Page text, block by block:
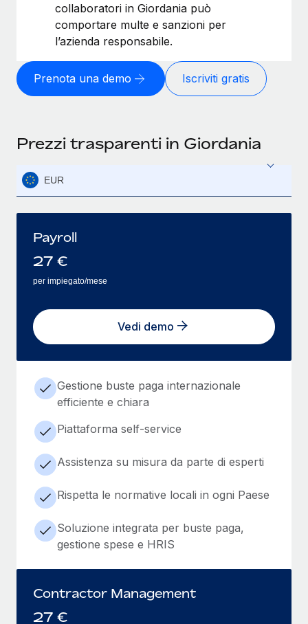
collaboratori in Giordania può
comportare multe e sanzioni per
l’azienda responsabile.
Prenota una demo Iscriviti gratis
Prezzi trasparenti in Giordania
EUR
Payroll
27 €
per impiegato/mese
Vedi demo
Gestione buste paga internazionale
efficiente e chiara
Piattaforma self-service
Assistenza su misura da parte di esperti
Rispetta le normative locali in ogni Paese
Soluzione integrata per buste paga,
gestione spese e HRIS
Contractor Management
27 €